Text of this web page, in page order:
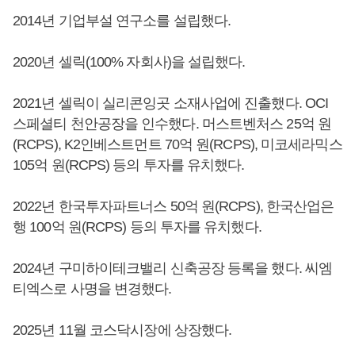
2014년 기업부설 연구소를 설립했다.
2020년 셀릭(100% 자회사)을 설립했다.
2021년 셀릭이 실리콘잉곳 소재사업에 진출했다. OCI
스페셜티 천안공장을 인수했다. 머스트벤처스 25억 원
(RCPS), K2인베스트먼트 70억 원(RCPS), 미코세라믹스
105억 원(RCPS) 등의 투자를 유치했다.
2022년 한국투자파트너스 50억 원(RCPS), 한국산업은
행 100억 원(RCPS) 등의 투자를 유치했다.
2024년 구미하이테크밸리 신축공장 등록을 했다. 씨엠
티엑스로 사명을 변경했다.
2025년 11월 코스닥시장에 상장했다.